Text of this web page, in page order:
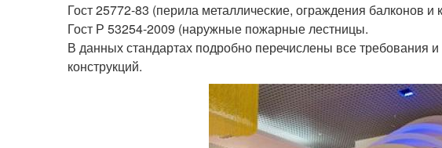
Гост 25772-83 (перила металлические, ограждения балконов
Гост Р 53254-2009 (наружные пожарные лестницы.
В данных стандартах подробно перечислены все требования
конструкций.